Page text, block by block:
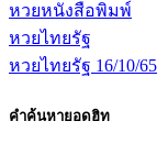
หวยหนังสือพิมพ์
หวยไทยรัฐ
หวยไทยรัฐ 16/10/65
คำค้นหายอดฮิท